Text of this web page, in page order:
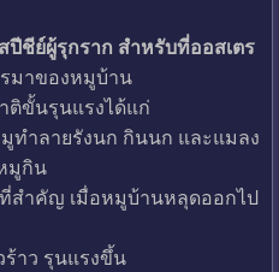
ปีชีย์ผู้รุกราก สำหรับที่ออสเตร
มาของหมูบ้าน
ติขั้นรุนแรงได้แก่
ทำลายรังนก กินนก และแมลง
มูกิน
สำคัญ เมื่อหมูบ้านหลุดออกไป
าว รุนแรงขึ้น